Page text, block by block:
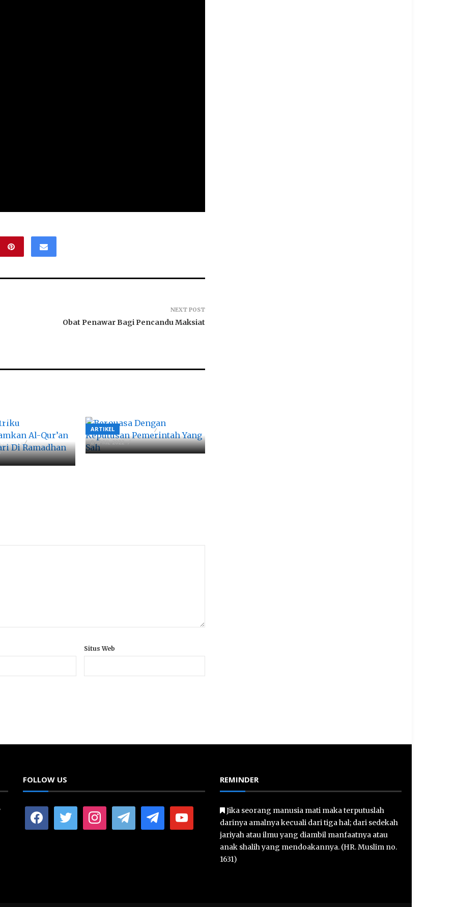
NEXT POST
Obat Penawar Bagi Pencandu Maksiat
3 Hari Di
ARTIKEL
Yang Sah
BYAHMADZAINUDDIN
8 APRIL 2022
Situs Web
FOLLOW US
facebook twitter instagramtelegram telegram youtube
REMINDER
Jika seorang manusia mati maka terputuslah
darinya amalnya kecuali dari tiga hal; dari sedekah
jariyah atau ilmu yang diambil manfaatnya atau
anak shalih yang mendoakannya. (HR. Muslim no.
1631)